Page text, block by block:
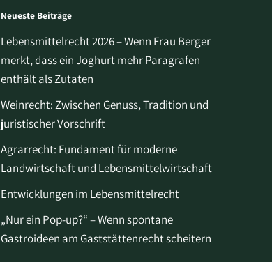
Neueste Beiträge
Lebensmittelrecht 2026 – Wenn Frau Berger
merkt, dass ein Joghurt mehr Paragrafen
enthält als Zutaten
Weinrecht: Zwischen Genuss, Tradition und
juristischer Vorschrift
Agrarrecht: Fundament für moderne
Landwirtschaft und Lebensmittelwirtschaft
Entwicklungen im Lebensmittelrecht
„Nur ein Pop-up?“ – Wenn spontane
Gastroideen am Gaststättenrecht scheitern